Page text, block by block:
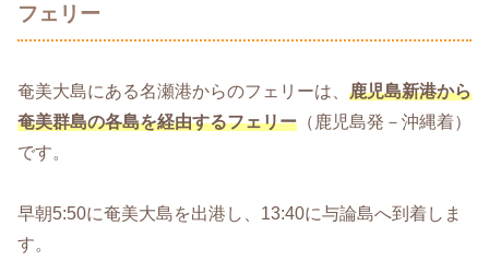
フェリー
奄美大島にある名瀬港からのフェリーは、 鹿児島新港から
奄美群島の各島を経由するフェリー （鹿児島発－沖縄着）
です。
早朝5:50に奄美大島を出港し、13:40に与論島へ到着しま
す。